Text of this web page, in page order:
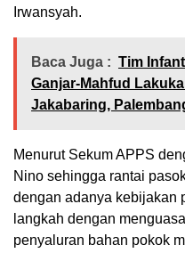
Irwansyah.
Baca Juga : Tim
Ganjar-Mahfud
Jakabaring,
Menurut Sekum APPS
Nino sehingga rantai
dengan adanya kebijakan
langkah dengan
penyaluran bahan pokok